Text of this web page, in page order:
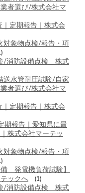
者選び/株式会社マ
定期報告｜株式会
象物点検/報告・項
/消防設備点検 株式
水管耐圧試験/自家
者選び/株式会社マ
定期報告｜株式会
期報告｜愛知県に最
株式会社マーテッ
象物点検/報告・項
発電機負荷試験】
ックへ
(1)
/消防設備点検 株式